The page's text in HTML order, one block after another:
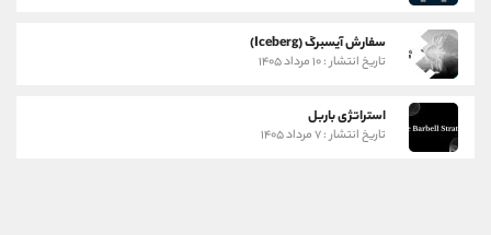
سفارش آیسبرگ (Iceberg)
تاریخ انتشار : ۱۰ مرداد ۱۴۰۵
استراتژی باربل
تاریخ انتشار : ۷ مرداد ۱۴۰۵